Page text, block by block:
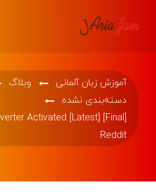
آموزش زبان آلمانی
وبلاگ
دسته‌بندی نشده
Activated [Latest] [Final]
Reddit